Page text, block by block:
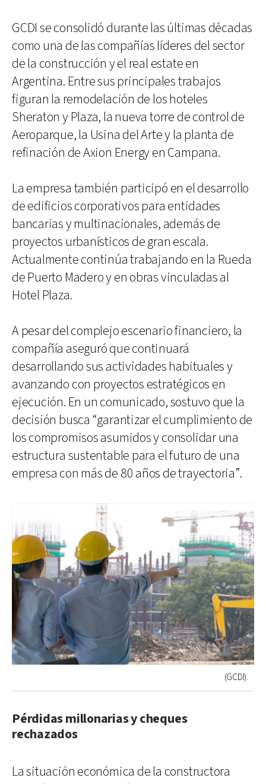
GCDI se consolidó durante las últimas décadas
como una de las compañías líderes del sector
de la construcción y el real estate en
Argentina. Entre sus principales trabajos
figuran la remodelación de los hoteles
Sheraton y Plaza, la nueva torre de control de
Aeroparque, la Usina del Arte y la planta de
refinación de Axion Energy en Campana.
La empresa también participó en el desarrollo
de edificios corporativos para entidades
bancarias y multinacionales, además de
proyectos urbanísticos de gran escala.
Actualmente continúa trabajando en la Rueda
de Puerto Madero y en obras vinculadas al
Hotel Plaza.
A pesar del complejo escenario financiero, la
compañía aseguró que continuará
desarrollando sus actividades habituales y
avanzando con proyectos estratégicos en
ejecución. En un comunicado, sostuvo que la
decisión busca “garantizar el cumplimiento de
los compromisos asumidos y consolidar una
estructura sustentable para el futuro de una
empresa con más de 80 años de trayectoria”.
(GCDI).
Pérdidas millonarias y cheques
rechazados
La situación económica de la constructora